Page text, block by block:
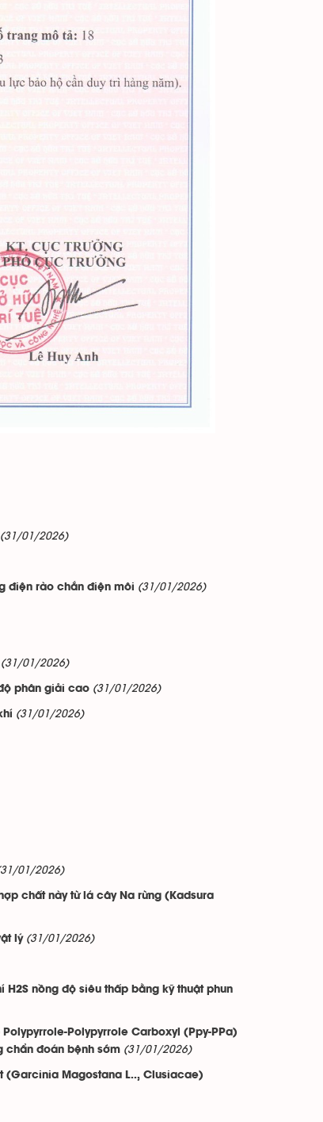
(31/01/2026)
điện rào chắn điện môi (31/01/2026)
(31/01/2026)
phân giải cao (31/01/2026)
(31/01/2026)
01/2026)
chất này từ lá cây Na rừng (Kadsura
lý (31/01/2026)
nồng độ siêu thấp bằng kỹ thuật phun
Polypyrrole Carboxyl (Ppy-PPa)
chẩn đoán bệnh sớm (31/01/2026)
(Garcinia Magostana L.., Clusiacae)